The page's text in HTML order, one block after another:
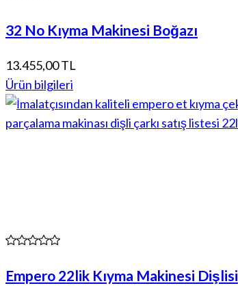
32 No Kıyma Makinesi Boğazı
13.455,00 TL
Ürün bilgileri
Empero 22lik Kıyma Makinesi Dişlisi